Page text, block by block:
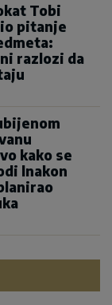
Tobi
pitanje
razlozi da
kako se
lnakon